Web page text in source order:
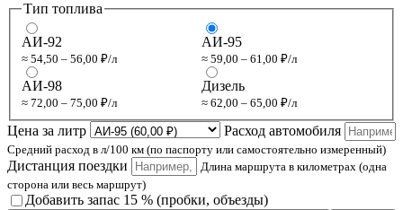
Тип топлива
АИ-92
≈ 54,50 – 56,00 ₽/л
АИ-95
≈ 59,00 – 61,00 ₽/л
АИ-98
≈ 72,00 – 75,00 ₽/л
Дизель
≈ 62,00 – 65,00 ₽/л
Цена за литр Расход автомобиля
Средний расход в л/100 км (по паспорту или самостоятельно измеренный)
Дистанция поездки
Длина маршрута в километрах (одна
сторона или весь маршрут)
Добавить запас 15 % (пробки, объезды)